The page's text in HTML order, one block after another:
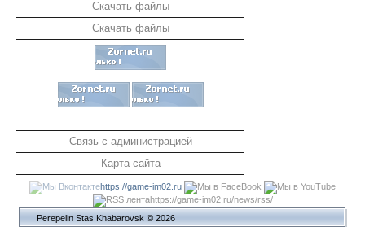
Скачать файлы
Скачать файлы
Связь с администрацией
Карта сайта
https://game-im02.ru
https://game-im02.ru/news/rss/
Perepelin Stas Khabarovsk © 2026